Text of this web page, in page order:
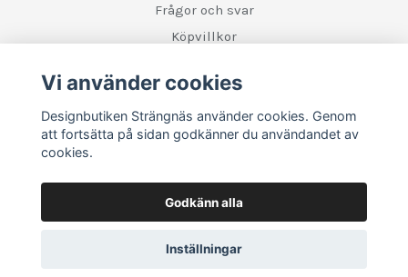
Frågor och svar
Köpvillkor
Sociala medier
Vi använder cookies
Designbutiken Strängnäs använder cookies. Genom
att fortsätta på sidan godkänner du användandet av
cookies.
Godkänn alla
Inställningar